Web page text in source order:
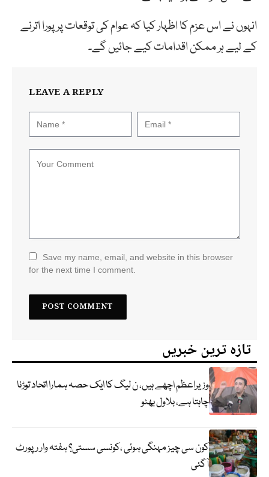
انہوں نے اس عزم کا اظہار کیا کہ عوام کی توقعات پر پورا اترنے
کے لیے ہر ممکن اقدامات کیے جائیں گے۔
LEAVE A REPLY
Save my name, email, and website in this browser
for the next time I comment.
تازہ ترین خبریں
وزیراعظم اچھے ہیں، ن لیگ کا ایک حصہ ہمارا اتحاد توڑنا
چاہتا ہے، بلاول بھٹو
کون سی چیز مہنگی ہوئی ،کونسی سستی؟ ہفتہ وار رپورٹ
آگئی